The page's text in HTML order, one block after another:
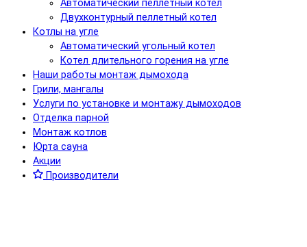
Автоматический пеллетный котел
Двухконтурный пеллетный котел
Котлы на угле
Автоматический угольный котел
Котел длительного горения на угле
Наши работы монтаж дымохода
Грили, мангалы
Услуги по установке и монтажу дымоходов
Отделка парной
Монтаж котлов
Юрта сауна
Акции
Производители